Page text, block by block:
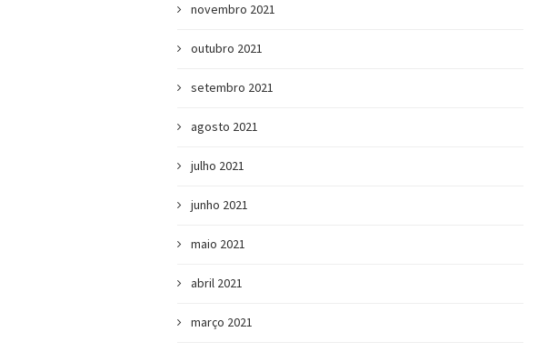
novembro 2021
outubro 2021
setembro 2021
agosto 2021
julho 2021
junho 2021
maio 2021
abril 2021
março 2021